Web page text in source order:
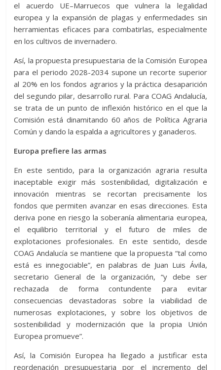
el acuerdo UE–Marruecos que vulnera la legalidad
europea y la expansión de plagas y enfermedades sin
herramientas eficaces para combatirlas, especialmente
en los cultivos de invernadero.
Así, la propuesta presupuestaria de la Comisión Europea
para el periodo 2028-2034 supone un recorte superior
al 20% en los fondos agrarios y la práctica desaparición
del segundo pilar, desarrollo rural. Para COAG Andalucía,
se trata de un punto de inflexión histórico en el que la
Comisión está dinamitando 60 años de Política Agraria
Común y dando la espalda a agricultores y ganaderos.
Europa prefiere las armas
En este sentido, para la organización agraria resulta
inaceptable exigir más sostenibilidad, digitalización e
innovación mientras se recortan precisamente los
fondos que permiten avanzar en esas direcciones. Esta
deriva pone en riesgo la soberanía alimentaria europea,
el equilibrio territorial y el futuro de miles de
explotaciones profesionales. En este sentido, desde
COAG Andalucía se mantiene que la propuesta “tal como
está es innegociable”, en palabras de Juan Luis Ávila,
secretario General de la organización, “y debe ser
rechazada de forma contundente para evitar
consecuencias devastadoras sobre la viabilidad de
numerosas explotaciones, y sobre los objetivos de
sostenibilidad y modernización que la propia Unión
Europea promueve”.
Así, la Comisión Europea ha llegado a justificar esta
reordenación presupuestaria por el incremento del